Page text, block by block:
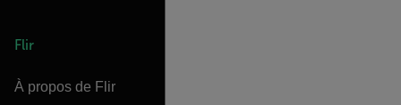
Flir
À propos de Flir